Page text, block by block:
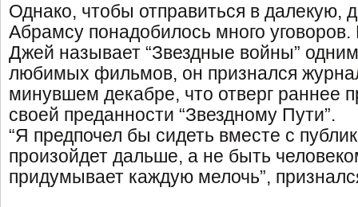
Однако, чтобы отправиться в далекую,
Абрамсу понадобилось много
Джей называет “Звездные войны”
любимых фильмов, он признался
минувшем декабре, что отверг раннее
своей преданности “Звездному Пути”.
“Я предпочел бы сидеть вместе с
произойдет дальше, а не быть
придумывает каждую мелочь”,